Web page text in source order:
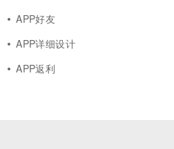
APP好友
APP详细设计
APP返利